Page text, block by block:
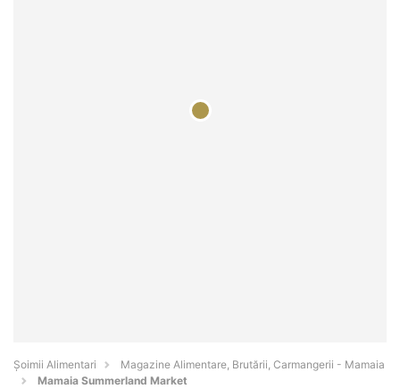
Şoimii Alimentari
Magazine Alimentare, Brutării, Carmangerii - Mamaia
Mamaia Summerland Market